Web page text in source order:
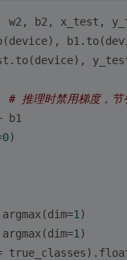
w2, b2, x_test,
# 推理时禁用梯度，节
b1
0)
1 )
1 )
true_classes).